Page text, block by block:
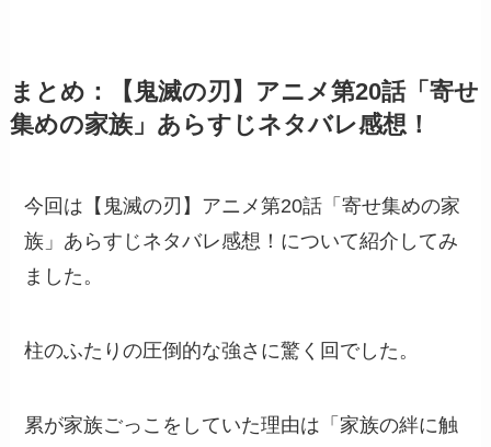
まとめ：【鬼滅の刃】アニメ第20話「寄せ
集めの家族」あらすじネタバレ感想！
今回は【鬼滅の刃】アニメ第20話「寄せ集めの家
族」あらすじネタバレ感想！について紹介してみ
ました。
柱のふたりの圧倒的な強さに驚く回でした。
累が家族ごっこをしていた理由は「家族の絆に触